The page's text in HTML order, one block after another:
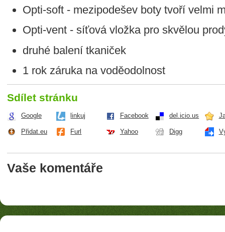
Opti-soft - mezipodešev boty tvoří velmi
Opti-vent - síťová vložka pro skvělou
druhé balení tkaniček
1 rok záruka na voděodolnost
Sdílet stránku
Google linkuj Facebook del.icio.us
Přidat.eu Furl Yahoo Digg
Vaše komentáře